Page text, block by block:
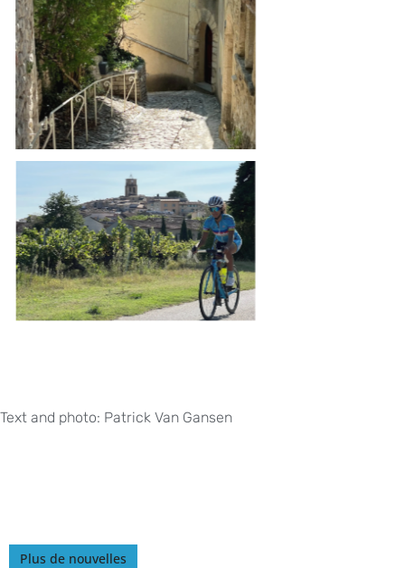
Text and photo: Patrick Van Gansen
Plus de nouvelles